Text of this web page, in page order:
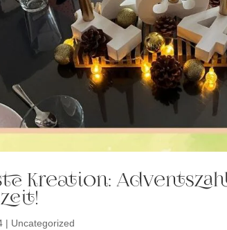
Kreation:
| Uncategorized